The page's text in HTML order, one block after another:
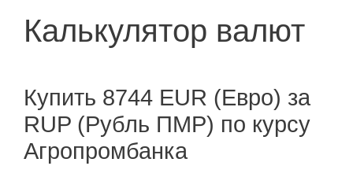
Калькулятор валют
Купить 8744 EUR (Евро) за
RUP (Рубль ПМР) по курсу
Агропромбанка